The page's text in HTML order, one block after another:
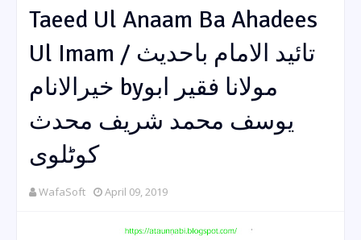
Taeed Ul Anaam Ba Ahadees
Ul Imam / تائید الامام باحدیث
خیرالانام byمولانا فقیر ابو
یوسف محمد شریف محدث
کوٹلوی
WafaSoft April 09, 2019